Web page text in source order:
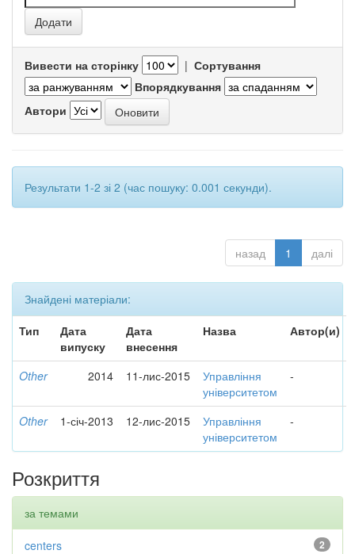
Вивести на сторінку | Сортування
Впорядкування
Автори
Результати 1-2 зі 2 (час пошуку: 0.001 секунди).
назад 1 далі
Знайдені матеріали:
Тип
Дата
випуску
Дата
внесення
Назва Автор(и)
Other 2014 11-лис-2015
Управління
університетом
-
Other 1-січ-2013 12-лис-2015
Управління
університетом
-
Розкриття
за темами
2
centers